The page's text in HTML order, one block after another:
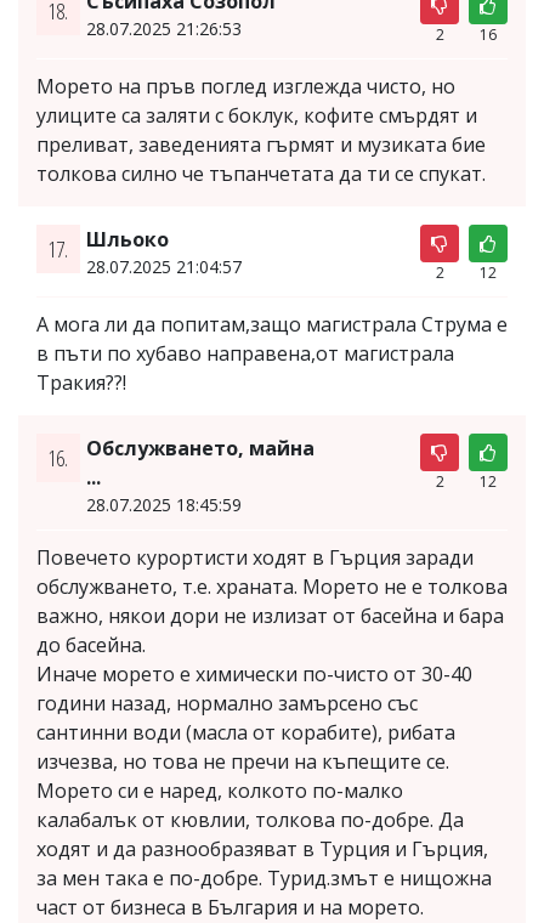
18.
28.07.2025 21:26:53 2 16
Морето на пръв поглед изглежда чисто, но
улиците са заляти с боклук, кофите смърдят и
преливат, заведенията гърмят и музиката бие
толкова силно че тъпанчетата да ти се спукат.
17. Шльоко
28.07.2025 21:04:57 2 12
А мога ли да попитам,защо магистрала Струма е
в пъти по хубаво направена,от магистрала
Тракия??!
16.
Обслужването, майна
...
28.07.2025 18:45:59
2 12
Повечето курортисти ходят в Гърция заради
обслужването, т.е. храната. Морето не е толкова
важно, някои дори не излизат от басейна и бара
до басейна.
Иначе морето е химически по-чисто от 30-40
години назад, нормално замърсено със
сантинни води (масла от корабите), рибата
изчезва, но това не пречи на къпещите се.
Морето си е наред, колкото по-малко
калабалък от кювлии, толкова по-добре. Да
ходят и да разнообразяват в Турция и Гърция,
за мен така е по-добре. Турид.змът е нищожна
част от бизнеса в България и на морето.